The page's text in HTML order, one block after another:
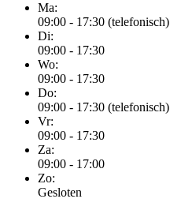
Ma:
09:00 - 17:30 (telefonisch)
Di:
09:00 - 17:30
Wo:
09:00 - 17:30
Do:
09:00 - 17:30 (telefonisch)
Vr:
09:00 - 17:30
Za:
09:00 - 17:00
Zo:
Gesloten